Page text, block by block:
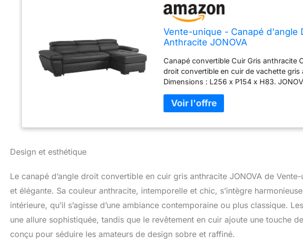
Vente-unique - Canapé d'angle
Anthracite JONOVA
Canapé convertible Cuir Gris anthracite
droit convertible en cuir de vachette gris
Dimensions : L256 x P154 x H83.
de qualité supérieure, Accoudoirs
tiroir, Coffre de rangement intégré,
Design et esthétique
Le canapé d’angle droit convertible en cuir gris anthracite JONOVA de
et élégante. Sa couleur anthracite, intemporelle et chic, s’intègre
intérieure, qu’il s’agisse d’une ambiance contemporaine ou plus classique.
une allure sophistiquée, tandis que le revêtement en cuir ajoute une touche
conçu pour séduire les amateurs de design sobre et raffiné.